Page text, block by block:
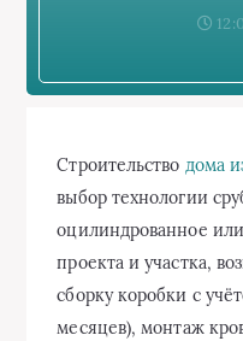
Строительство дома
выбор технологии
оцилиндрованное
проекта и участка,
сборку коробки с
месяцев), монтаж